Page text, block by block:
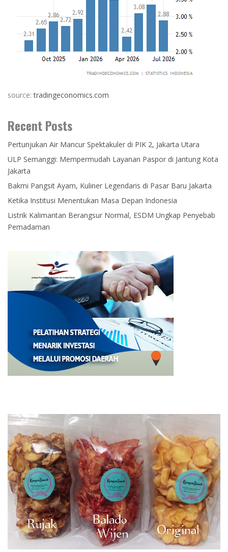
source:tradingeconomics.com
Recent Posts
Pertunjukan Air Mancur Spektakuler di PIK 2, Jakarta Utara
ULP Semanggi: Mempermudah Layanan Paspor di Jantung Kota
Jakarta
Bakmi Pangsit Ayam, Kuliner Legendaris di Pasar Baru Jakarta
Ketika Institusi Menentukan Masa Depan Indonesia
Listrik Kalimantan Berangsur Normal, ESDM Ungkap Penyebab
Pemadaman